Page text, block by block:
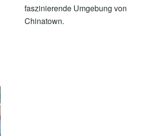
faszinierende Umgebung von
Chinatown.